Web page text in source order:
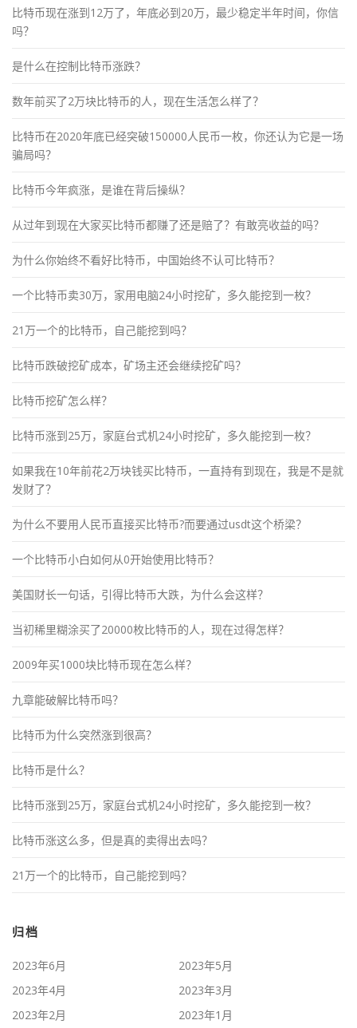
比特币现在涨到12万了，年底必到20万，最少稳定半年时间，你信
吗？
是什么在控制比特币涨跌？
数年前买了2万块比特币的人，现在生活怎么样了？
比特币在2020年底已经突破150000人民币一枚，你还认为它是一场
骗局吗？
比特币今年疯涨，是谁在背后操纵？
从过年到现在大家买比特币都赚了还是赔了？有敢亮收益的吗？
为什么你始终不看好比特币，中国始终不认可比特币？
一个比特币卖30万，家用电脑24小时挖矿，多久能挖到一枚？
21万一个的比特币，自己能挖到吗？
比特币跌破挖矿成本，矿场主还会继续挖矿吗？
比特币挖矿怎么样？
比特币涨到25万，家庭台式机24小时挖矿，多久能挖到一枚？
如果我在10年前花2万块钱买比特币，一直持有到现在，我是不是就
发财了？
为什么不要用人民币直接买比特币?而要通过usdt这个桥梁？
一个比特币小白如何从0开始使用比特币？
美国财长一句话，引得比特币大跌，为什么会这样？
当初稀里糊涂买了20000枚比特币的人，现在过得怎样？
2009年买1000块比特币现在怎么样？
九章能破解比特币吗？
比特币为什么突然涨到很高？
比特币是什么？
比特币涨到25万，家庭台式机24小时挖矿，多久能挖到一枚？
比特币涨这么多，但是真的卖得出去吗？
21万一个的比特币，自己能挖到吗？
归档
2023年6月
2023年5月
2023年4月
2023年3月
2023年2月
2023年1月